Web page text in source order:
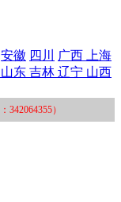
安徽 四川 广西
上海
山东 吉林 辽宁 山西
342064355）